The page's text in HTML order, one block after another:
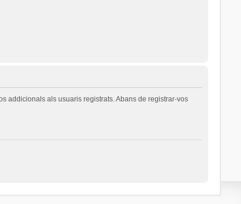
addicionals als usuaris registrats. Abans de registrar-vos